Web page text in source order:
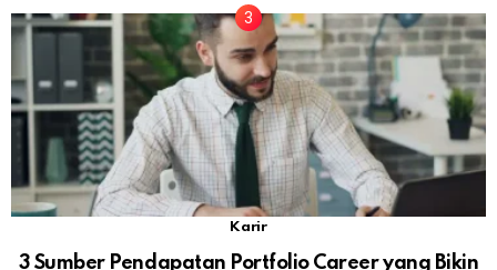
Karir
3 Sumber Pendapatan Portfolio Career yang Bikin